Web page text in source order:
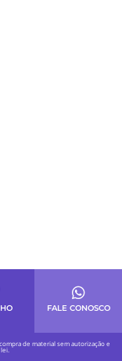
FALE CONOSCO
de material sem autorização e